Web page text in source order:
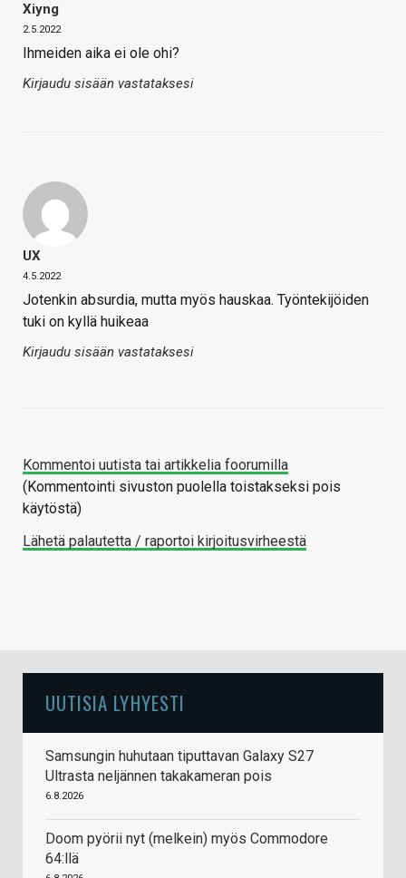
Xiyng
2.5.2022
Ihmeiden aika ei ole ohi?
Kirjaudu sisään vastataksesi
UX
4.5.2022
Jotenkin absurdia, mutta myös hauskaa. Työntekijöiden
tuki on kyllä huikeaa
Kirjaudu sisään vastataksesi
Kommentoi uutista tai artikkelia foorumilla
(Kommentointi sivuston puolella toistakseksi pois
käytöstä)
Lähetä palautetta / raportoi kirjoitusvirheestä
UUTISIA LYHYESTI
Samsungin huhutaan tiputtavan Galaxy S27
Ultrasta neljännen takakameran pois
6.8.2026
Doom pyörii nyt (melkein) myös Commodore
64:llä